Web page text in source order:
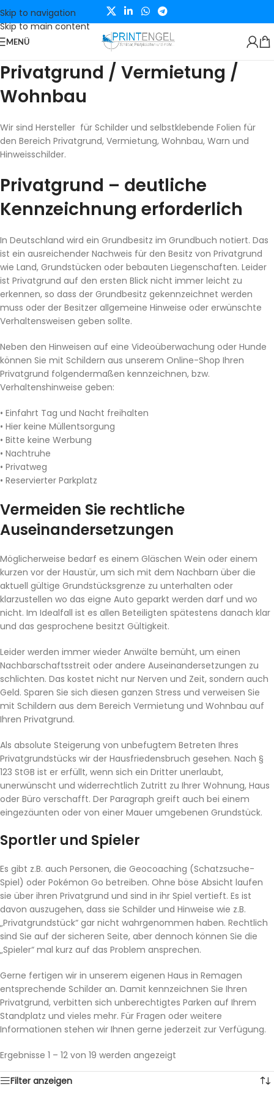
Skip to navigation
Skip to main content
MENÜ
Privatgrund / Vermietung /
Wohnbau
Wir sind Hersteller für Schilder und selbstklebende Folien für
den Bereich Privatgrund, Vermietung, Wohnbau, Warn und
Hinweisschilder.
Privatgrund – deutliche
Kennzeichnung erforderlich
In Deutschland wird ein Grundbesitz im Grundbuch notiert. Das
ist ein ausreichender Nachweis für den Besitz von Privatgrund
wie Land, Grundstücken oder bebauten Liegenschaften. Leider
ist Privatgrund auf den ersten Blick nicht immer leicht zu
erkennen, so dass der Grundbesitz gekennzeichnet werden
muss oder der Besitzer allgemeine Hinweise oder erwünschte
Verhaltensweisen geben sollte.
Neben den Hinweisen auf eine Videoüberwachung oder Hunde
können Sie mit Schildern aus unserem Online-Shop Ihren
Privatgrund folgendermaßen kennzeichnen, bzw.
Verhaltenshinweise geben:
• Einfahrt Tag und Nacht freihalten
• Hier keine Müllentsorgung
• Bitte keine Werbung
• Nachtruhe
• Privatweg
• Reservierter Parkplatz
Vermeiden Sie rechtliche
Auseinandersetzungen
Möglicherweise bedarf es einem Gläschen Wein oder einem
kurzen vor der Haustür, um sich mit dem Nachbarn über die
aktuell gültige Grundstücksgrenze zu unterhalten oder
klarzustellen wo das eigne Auto geparkt werden darf und wo
nicht. Im Idealfall ist es allen Beteiligten spätestens danach klar
und das gesprochene besitzt Gültigkeit.
Leider werden immer wieder Anwälte bemüht, um einen
Nachbarschaftsstreit oder andere Auseinandersetzungen zu
schlichten. Das kostet nicht nur Nerven und Zeit, sondern auch
Geld. Sparen Sie sich diesen ganzen Stress und verweisen Sie
mit Schildern aus dem Bereich Vermietung und Wohnbau auf
Ihren Privatgrund.
Als absolute Steigerung von unbefugtem Betreten Ihres
Privatgrundstücks wir der Hausfriedensbruch gesehen. Nach §
123 StGB ist er erfüllt, wenn sich ein Dritter unerlaubt,
unerwünscht und widerrechtlich Zutritt zu Ihrer Wohnung, Haus
oder Büro verschafft. Der Paragraph greift auch bei einem
eingezäunten oder von einer Mauer umgebenen Grundstück.
Sportler und Spieler
Es gibt z.B. auch Personen, die Geocoaching (Schatzsuche-
Spiel) oder Pokémon Go betreiben. Ohne böse Absicht laufen
sie über ihren Privatgrund und sind in ihr Spiel vertieft. Es ist
davon auszugehen, dass sie Schilder und Hinweise wie z.B.
„Privatgrundstück“ gar nicht wahrgenommen haben. Rechtlich
sind Sie auf der sicheren Seite, aber dennoch können Sie die
„Spieler“ mal kurz auf das Problem ansprechen.
Gerne fertigen wir in unserem eigenen Haus in Remagen
entsprechende Schilder an. Damit kennzeichnen Sie Ihren
Privatgrund, verbitten sich unberechtigtes Parken auf Ihrem
Standplatz und vieles mehr. Für Fragen oder weitere
Informationen stehen wir Ihnen gerne jederzeit zur Verfügung.
Ergebnisse 1 – 12 von 19 werden angezeigt
Filter anzeigen